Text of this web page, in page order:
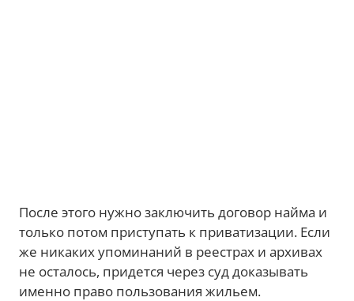
После этого нужно заключить договор найма и
только потом приступать к приватизации. Если
же никаких упоминаний в реестрах и архивах
не осталось, придется через суд доказывать
именно право пользования жильем.